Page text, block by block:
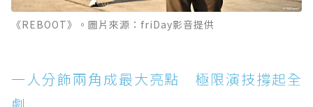
《REBOOT》。圖片來源：friDay影音提供
一人分飾兩角成最大亮點 極限演技撐起全